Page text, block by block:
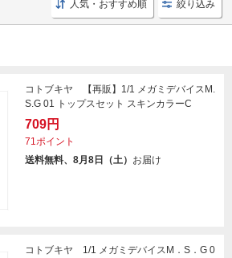
人気・おすすめ順 絞り込み
コトブキヤ 【再販】1/1 メガミデバイスM.
S.G 01 トップスセット スキンカラーC
709円
71ポイント
送料無料、8月8日（土） お届け
コトブキヤ 1/1 メガミデバイスM．S．G 0